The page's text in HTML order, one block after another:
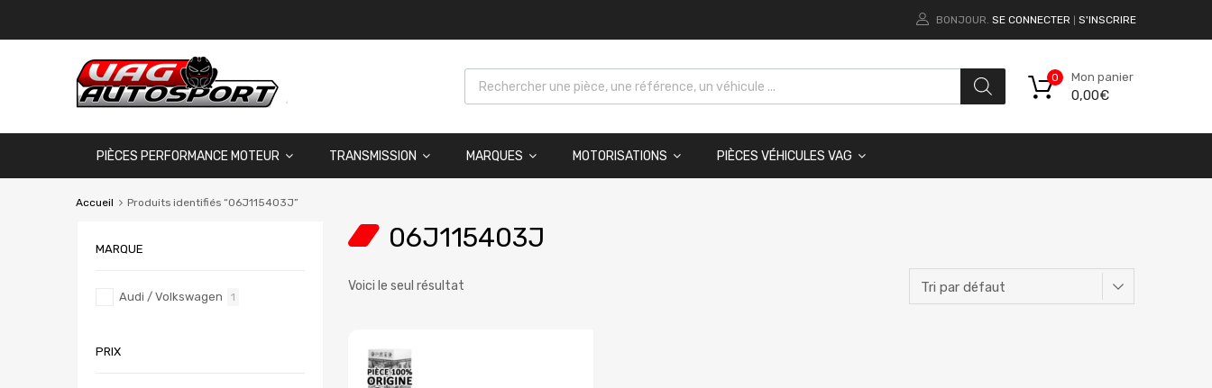
BONJOUR. SE CONNECTER S'INSCRIRE
Mon panier
0,00€
0
PIÈCES PERFORMANCE MOTEUR TRANSMISSION MARQUES MOTORISATIONS PIÈCES VÉHICULES VAG
Accueil Produits identifiés “06J115403J”
06J115403J
Voici le seul résultat
MARQUE
Audi / Volkswagen 1
PRIX